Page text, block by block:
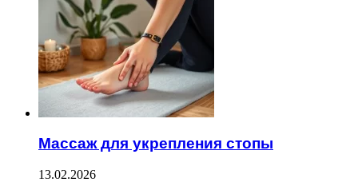
Массаж для укрепления стопы
13.02.2026